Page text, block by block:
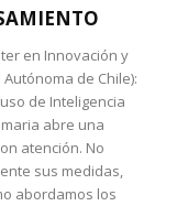
en Innovación y
de Chile):
de Inteligencia
abre una
atención. No
sus medidas,
abordamos los